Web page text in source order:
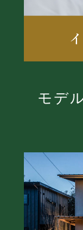
モデ